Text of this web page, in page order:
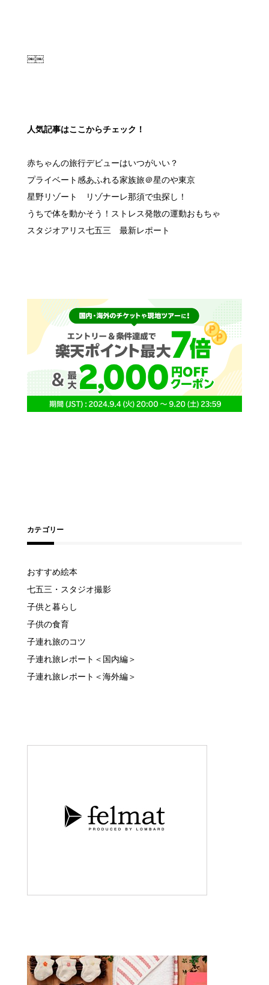
赤ちゃんの旅行デビューはいつがいい？
プライベート感あふれる家族旅＠星のや東京
星野リゾート リゾナーレ那須で虫探し！
うちで体を動かそう！ストレス発散の運動おもちゃ
おすすめ絵本
七五三・スタジオ撮影
子供と暮らし
子供の食育
子連れ旅のコツ
子連れ旅レポート＜国内編＞